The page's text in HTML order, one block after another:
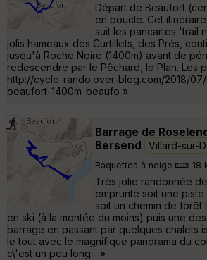
Départ de Beaufort
en boucle. Cet
suit les pancartes 'trail
jolis hameaux des Curtillets, des Prés,
jusqu'à Roche Noire (1400m) avant de
redescendre par le Pêchard, le Plan. Les
http://cyclo-rando.over-blog.com/2018/
beaufort-1400m-beaufo »
Barrage de
Bersend
Villard-sur-
Raquettes à neige 18
Très jolie randonnée
emprunte soit une
soit un chemin de forêt
en ski (à la montée du moins) puis une
barrage en passant par quelques chalets
le tout avec le magnifique panorama du
c\'est un peu long... »